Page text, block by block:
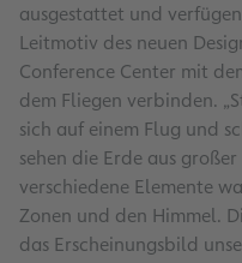
ausgestattet und
Leitmotiv des neuen
Conference Center mit
dem Fliegen verbinden.
sich auf einem Flug und
sehen die Erde aus
verschiedene Elemente
Zonen und den Himmel.
das Erscheinungsbild